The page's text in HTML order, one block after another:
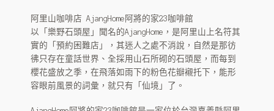
Haru 可可飲
HARU 自家焙煎
烘豆展示
阿里山咖啡店 AjangHome阿將的家23咖啡館
以「樂野石頭屋」聞名的AjangHome，是阿里山上名符其
實的「預約困難店」，其迷人之處不消說，自然是那彷
彿只存在童話世界、全採用山石所砌的石頭屋，而每到
櫻花盛放之季，在飛落如雨下的粉色花瓣襯托下，能形
容眼前風景的詞彙，就只有「仙境」了。